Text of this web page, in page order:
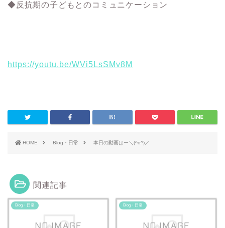
◆反抗期の子どもとのコミュニケーション
https://youtu.be/WVi5LsSMv8M
HOME Blog・日常 本日の動画はー＼(^o^)／
関連記事
Blog・日常 Blog・日常